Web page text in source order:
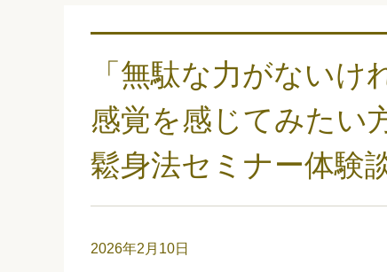
「無駄な力がないけ
感覚を感じてみたい
鬆身法セミナー体験
2026年2月10日